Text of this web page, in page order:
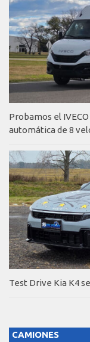
Probamos el
automática de 8
Test Drive Kia K4
CAMIONES